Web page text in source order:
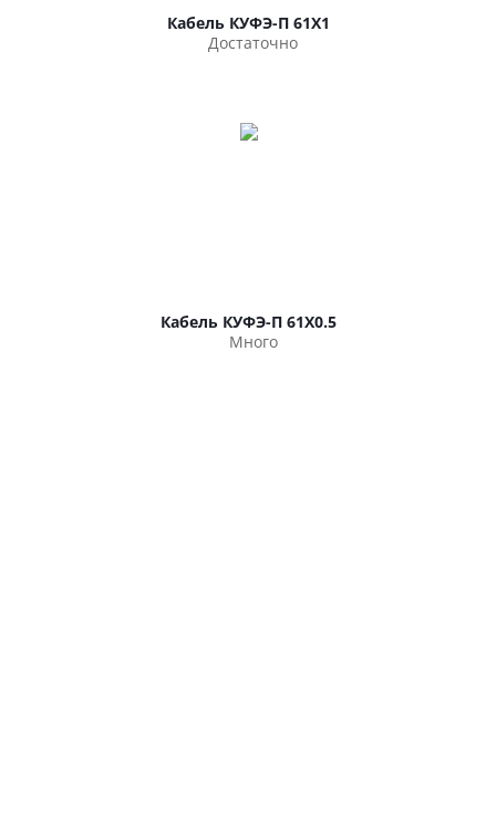
Кабель КУФЭ-П 61Х1
Достаточно
Кабель КУФЭ-П 61Х0.5
Много